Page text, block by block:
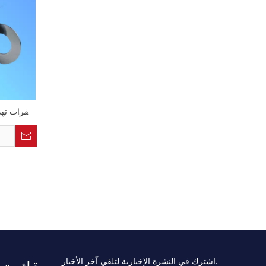
شفرات
المعدنية
اشترك في النشرة الإخبارية لتلقي آخر الأخبار.